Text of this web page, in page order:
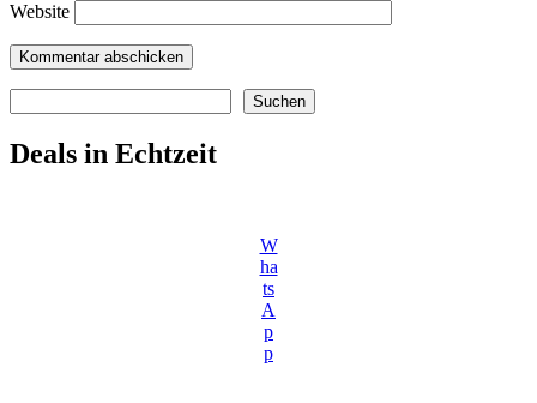
Website
Suchen
Deals in Echtzeit
W
ha
ts
A
p
p